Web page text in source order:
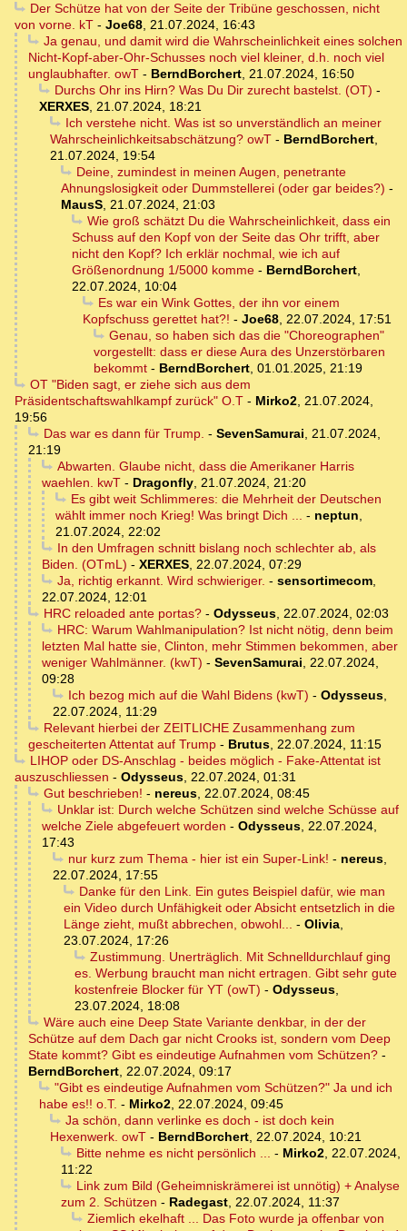
Der Schütze hat von der Seite der Tribüne geschossen, nicht
von vorne. kT - Joe68, 21.07.2024, 16:43
Ja genau, und damit wird die Wahrscheinlichkeit eines solchen
Nicht-Kopf-aber-Ohr-Schusses noch viel kleiner, d.h. noch viel
unglaubhafter. owT - BerndBorchert, 21.07.2024, 16:50
Durchs Ohr ins Hirn? Was Du Dir zurecht bastelst. (OT) -
XERXES, 21.07.2024, 18:21
Ich verstehe nicht. Was ist so unverständlich an meiner
Wahrscheinlichkeitsabschätzung? owT - BerndBorchert,
21.07.2024, 19:54
Deine, zumindest in meinen Augen, penetrante
Ahnungslosigkeit oder Dummstellerei (oder gar beides?) -
MausS, 21.07.2024, 21:03
Wie groß schätzt Du die Wahrscheinlichkeit, dass ein
Schuss auf den Kopf von der Seite das Ohr trifft, aber
nicht den Kopf? Ich erklär nochmal, wie ich auf
Größenordnung 1/5000 komme - BerndBorchert,
22.07.2024, 10:04
Es war ein Wink Gottes, der ihn vor einem
Kopfschuss gerettet hat?! - Joe68, 22.07.2024, 17:51
Genau, so haben sich das die "Choreographen"
vorgestellt: dass er diese Aura des Unzerstörbaren
bekommt - BerndBorchert, 01.01.2025, 21:19
OT "Biden sagt, er ziehe sich aus dem
Präsidentschaftswahlkampf zurück" O.T - Mirko2, 21.07.2024,
19:56
Das war es dann für Trump. - SevenSamurai, 21.07.2024,
21:19
Abwarten. Glaube nicht, dass die Amerikaner Harris
waehlen. kwT - Dragonfly, 21.07.2024, 21:20
Es gibt weit Schlimmeres: die Mehrheit der Deutschen
wählt immer noch Krieg! Was bringt Dich ... - neptun,
21.07.2024, 22:02
In den Umfragen schnitt bislang noch schlechter ab, als
Biden. (OTmL) - XERXES, 22.07.2024, 07:29
Ja, richtig erkannt. Wird schwieriger. - sensortimecom,
22.07.2024, 12:01
HRC reloaded ante portas?- Odysseus, 22.07.2024, 02:03
HRC: Warum Wahlmanipulation? Ist nicht nötig, denn beim
letzten Mal hatte sie, Clinton, mehr Stimmen bekommen, aber
weniger Wahlmänner. (kwT) - SevenSamurai, 22.07.2024,
09:28
Ich bezog mich auf die Wahl Bidens (kwT) - Odysseus,
22.07.2024, 11:29
Relevant hierbei der ZEITLICHE Zusammenhang zum
gescheiterten Attentat auf Trump - Brutus, 22.07.2024, 11:15
LIHOP oder DS-Anschlag - beides möglich - Fake-Attentat ist
auszuschliessen - Odysseus, 22.07.2024, 01:31
Gut beschrieben! - nereus, 22.07.2024, 08:45
Unklar ist: Durch welche Schützen sind welche Schüsse auf
welche Ziele abgefeuert worden - Odysseus, 22.07.2024,
17:43
nur kurz zum Thema - hier ist ein Super-Link! - nereus,
22.07.2024, 17:55
Danke für den Link. Ein gutes Beispiel dafür, wie man
ein Video durch Unfähigkeit oder Absicht entsetzlich in die
Länge zieht, mußt abbrechen, obwohl... - Olivia,
23.07.2024, 17:26
Zustimmung. Unerträglich. Mit Schnelldurchlauf ging
es. Werbung braucht man nicht ertragen. Gibt sehr gute
kostenfreie Blocker für YT (owT) - Odysseus,
23.07.2024, 18:08
Wäre auch eine Deep State Variante denkbar, in der der
Schütze auf dem Dach gar nicht Crooks ist, sondern vom Deep
State kommt? Gibt es eindeutige Aufnahmen vom Schützen? -
BerndBorchert, 22.07.2024, 09:17
"Gibt es eindeutige Aufnahmen vom Schützen?" Ja und ich
habe es!! o.T. - Mirko2, 22.07.2024, 09:45
Ja schön, dann verlinke es doch - ist doch kein
Hexenwerk. owT - BerndBorchert, 22.07.2024, 10:21
Bitte nehme es nicht persönlich ... - Mirko2, 22.07.2024,
11:22
Link zum Bild (Geheimniskrämerei ist unnötig) + Analyse
zum 2. Schützen - Radegast, 22.07.2024, 11:37
Ziemlich ekelhaft ... Das Foto wurde ja offenbar von